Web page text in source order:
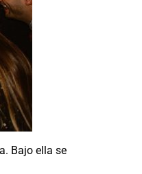
Bajo ella se